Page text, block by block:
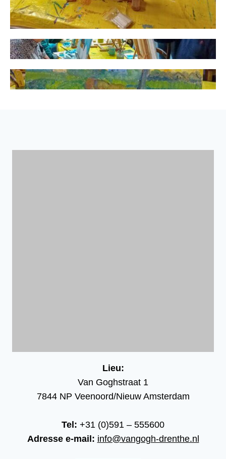
Lieu:
Van Goghstraat 1
7844 NP Veenoord/Nieuw Amsterdam
Tel: +31 (0)591 – 555600
Adresse e-mail: info@vangogh-drenthe.nl